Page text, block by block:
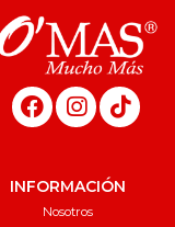
INFORMACIÓN
Nosotros